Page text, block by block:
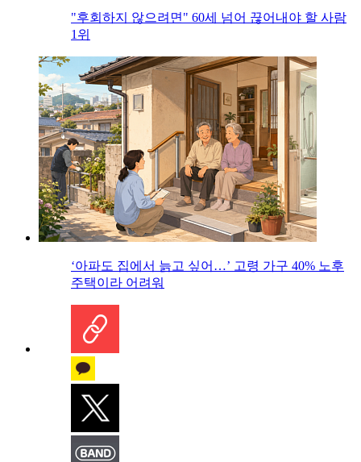
"후회하지 않으려면" 60세 넘어 끊어내야 할 사람
1위
‘아파도 집에서 늙고 싶어…’ 고령 가구 40% 노후
주택이라 어려워